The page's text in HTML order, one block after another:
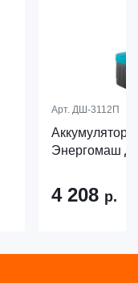
Арт. ДШ-3112П
Энергомаш
4 208 р.